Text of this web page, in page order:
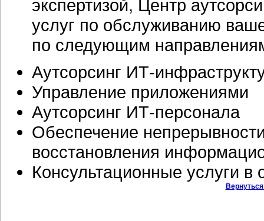
экспертизой, Центр
услуг по обслуживанию
по следующим
Аутсорсинг ИТ-
Управление приложениями
Аутсорсинг ИТ-персонала
Обеспечение
восстановления
Консультационные услуги в